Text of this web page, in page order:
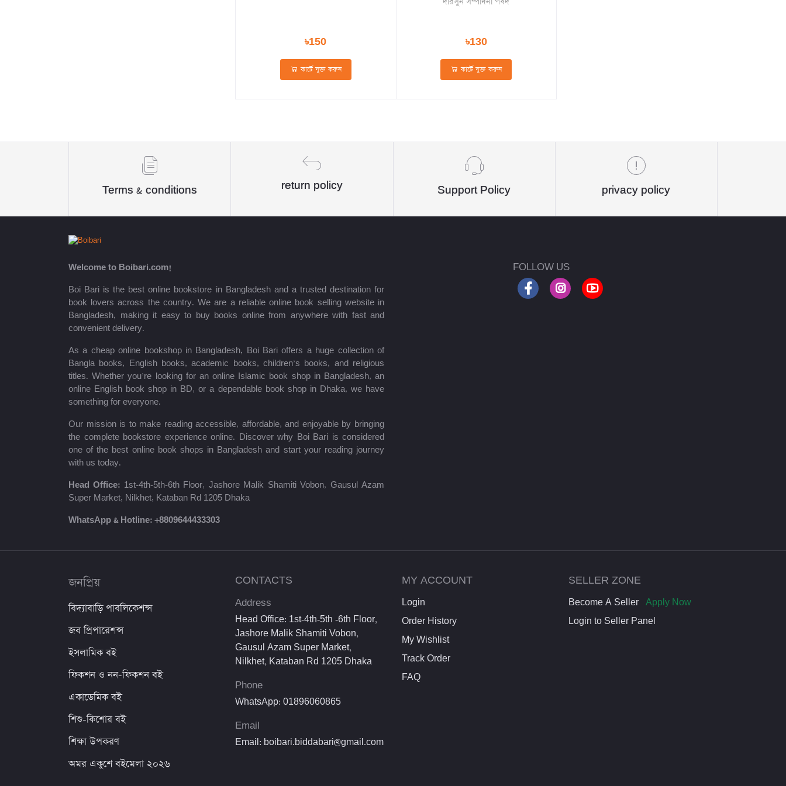
Munash Publications
অনুজ প্রকাশন
পড়প্রকাশ
হসন্ত প্রকাশন
শব্দশৈলী
বৈচিত্র্য প্রকাশ
মাকতাবাতুল বায়ান
অর্পণ প্রকাশন
Learning School
Publications
অভিযাত্রী পাবলিকেশন্স
আদর্শ
Authentic Publication
MP3 Publications
Easy Publications
হিয়া প্রকাশনা
Preceptor's Publications
ক্যারিয়ার পাবলিকেশন্স
রুশদা প্রকাশ
সমকালীন প্রকাশন
৳150
কার্টে যুক্ত করুন
৳130
কার্টে যুক্ত করুন
Terms & conditions return policy Support Policy privacy policy
Welcome to Boibari.com!
Boi Bari is the best online bookstore in Bangladesh and a trusted destination for
book lovers across the country. We are a reliable online book selling website in
Bangladesh, making it easy to buy books online from anywhere with fast and
convenient delivery.
As a cheap online bookshop in Bangladesh, Boi Bari offers a huge collection of
Bangla books, English books, academic books, children’s books, and religious
titles. Whether you’re looking for an online Islamic book shop in Bangladesh, an
online English book shop in BD, or a dependable book shop in Dhaka, we have
something for everyone.
Our mission is to make reading accessible, affordable, and enjoyable by bringing
the complete bookstore experience online. Discover why Boi Bari is considered
one of the best online book shops in Bangladesh and start your reading journey
with us today.
Head Office: 1st-4th-5th-6th Floor, Jashore Malik Shamiti Vobon, Gausul Azam
Super Market, Nilkhet, Kataban Rd 1205 Dhaka
WhatsApp & Hotline: +8809644433303
FOLLOW US
জনপ্রিয়
বিদ্যাবাড়ি পাবলিকেশন্স
জব প্রিপারেশন্স
ইসলামিক বই
ফিকশন ও নন-ফিকশন বই
একাডেমিক বই
শিশু-কিশোর বই
শিক্ষা উপকরণ
অমর একুশে বইমেলা ২০২৬
CONTACTS
Address
Head Office: 1st-4th-5th -6th Floor,
Jashore Malik Shamiti Vobon,
Gausul Azam Super Market,
Nilkhet, Kataban Rd 1205 Dhaka
Phone
WhatsApp: 01896060865
Email
Email: boibari.biddabari@gmail.com
MY ACCOUNT
Login
Order History
My Wishlist
Track Order
FAQ
SELLER ZONE
Become A Seller
Apply Now
Login to Seller Panel